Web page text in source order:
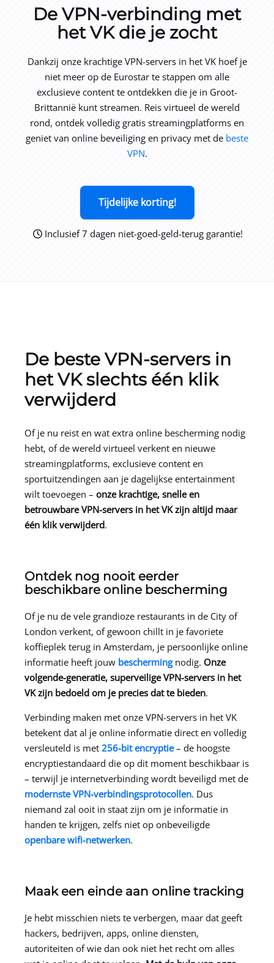
De VPN-verbinding met
het VK die je zocht
Dankzij onze krachtige VPN-servers in het VK hoef je
niet meer op de Eurostar te stappen om alle
exclusieve content te ontdekken die je in Groot-
Brittannië kunt streamen. Reis virtueel de wereld
rond, ontdek volledig gratis streamingplatforms en
geniet van online beveiliging en privacy met de beste
VPN.
Tijdelijke korting!
Inclusief 7 dagen niet-goed-geld-terug garantie!
De beste VPN-servers in
het VK slechts één klik
verwijderd
Of je nu reist en wat extra online bescherming nodig
hebt, of de wereld virtueel verkent en nieuwe
streamingplatforms, exclusieve content en
sportuitzendingen aan je dagelijkse entertainment
wilt toevoegen – onze krachtige, snelle en
betrouwbare VPN-servers in het VK zijn altijd maar
één klik verwijderd.
Ontdek nog nooit eerder
beschikbare online bescherming
Of je nu de vele grandioze restaurants in de City of
London verkent, of gewoon chillt in je favoriete
koffieplek terug in Amsterdam, je persoonlijke online
informatie heeft jouw beschermingnodig. Onze
volgende-generatie, superveilige VPN-servers in het
VK zijn bedoeld om je precies dat te bieden.
Verbinding maken met onze VPN-servers in het VK
betekent dat al je online informatie direct en volledig
versleuteld is met 256-bit encryptie– de hoogste
encryptiestandaard die op dit moment beschikbaar is
– terwijl je internetverbinding wordt beveiligd met de
modernste VPN-verbindingsprotocollen. Dus
niemand zal ooit in staat zijn om je informatie in
handen te krijgen, zelfs niet op onbeveiligde
openbare wifi-netwerken.
Maak een einde aan online tracking
Je hebt misschien niets te verbergen, maar dat geeft
hackers, bedrijven, apps, online diensten,
autoriteiten of wie dan ook niet het recht om alles